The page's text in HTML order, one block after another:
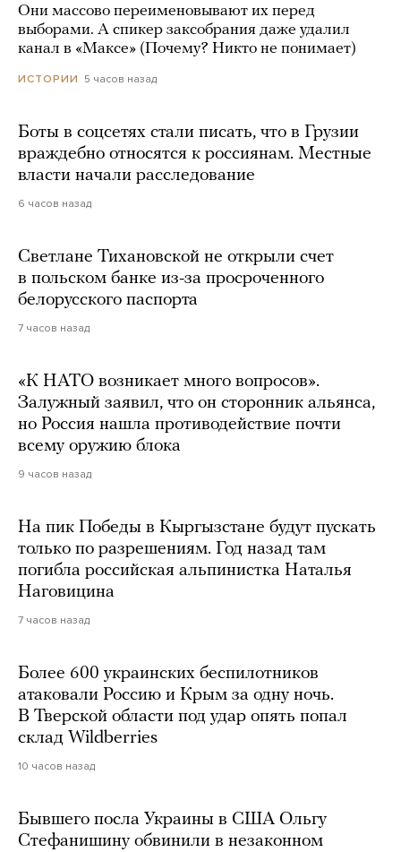
Они массово переименовывают их перед
выборами. А спикер заксобрания даже удалил
канал в «Максе» (Почему? Никто не понимает)
ИСТОРИИ 5 часов назад
Боты в соцсетях стали писать, что в Грузии
враждебно относятся к россиянам. Местные
власти начали расследование
6 часов назад
Светлане Тихановской не открыли счет
в польском банке из-за просроченного
белорусского паспорта
7 часов назад
«К НАТО возникает много вопросов».
Залужный заявил, что он сторонник альянса,
но Россия нашла противодействие почти
всему оружию блока
9 часов назад
На пик Победы в Кыргызстане будут пускать
только по разрешениям. Год назад там
погибла российская альпинистка Наталья
Наговицина
7 часов назад
Более 600 украинских беспилотников
атаковали Россию и Крым за одну ночь.
В Тверской области под удар опять попал
склад Wildberries
10 часов назад
Бывшего посла Украины в США Ольгу
Стефанишину обвинили в незаконном